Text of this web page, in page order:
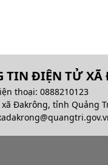
TIN ĐIỆN TỬ XÃ
thoại: 0888210123
Đakrông, tỉnh Quảng